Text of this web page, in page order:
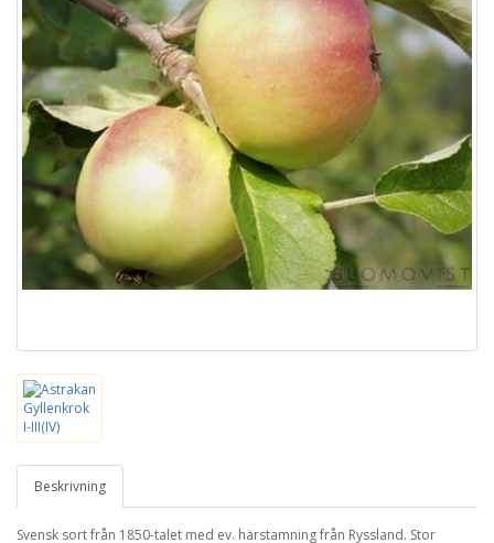
Beskrivning
Svensk sort från 1850-talet med ev. härstamning från Ryssland. Stor